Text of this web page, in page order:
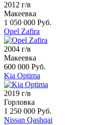
2012 г/в
Макеевка
1 050 000 Руб.
Opel Zafira
2004 г/в
Макеевка
600 000 Руб.
Kia Optima
2019 г/в
Горловка
1 250 000 Руб.
Nissan Qashqai